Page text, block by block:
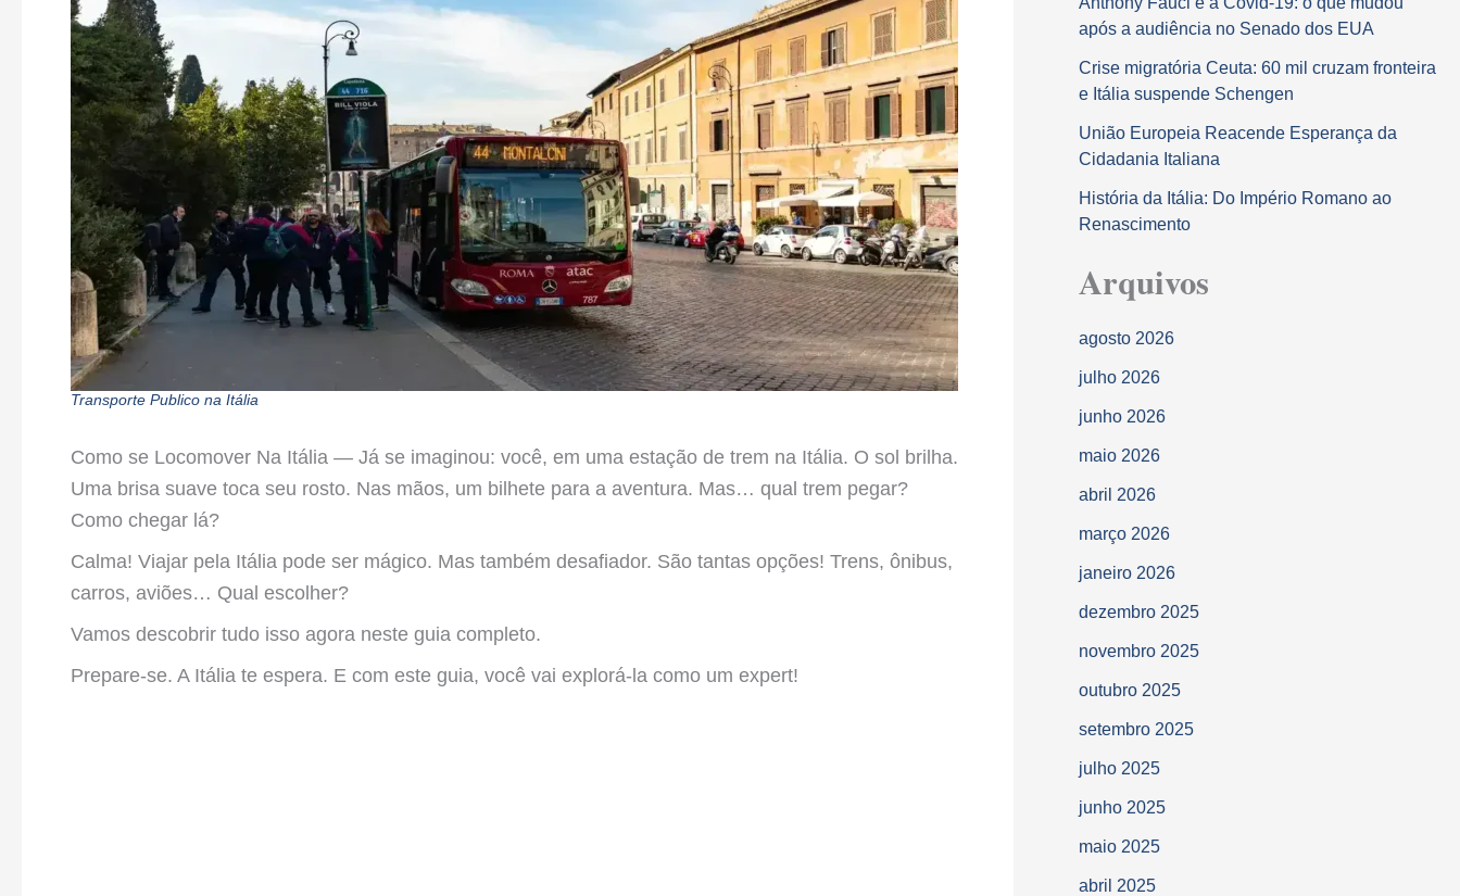
Transporte Publico na Itália
Como se Locomover Na Itália — Já se imaginou: você, em uma estação de trem na Itália. O sol brilha.
Uma brisa suave toca seu rosto. Nas mãos, um bilhete para a aventura. Mas… qual trem pegar?
Como chegar lá?
Calma! Viajar pela Itália pode ser mágico. Mas também desafiador. São tantas opções! Trens, ônibus,
carros, aviões… Qual escolher?
Vamos descobrir tudo isso agora neste guia completo.
Prepare-se. A Itália te espera. E com este guia, você vai explorá-la como um expert!
após a audiência no Senado dos EUA
Crise migratória Ceuta: 60 mil cruzam fronteira
e Itália suspende Schengen
União Europeia Reacende Esperança da
Cidadania Italiana
História da Itália: Do Império Romano ao
Renascimento
Arquivos
agosto 2026
julho 2026
junho 2026
maio 2026
abril 2026
março 2026
janeiro 2026
dezembro 2025
novembro 2025
outubro 2025
setembro 2025
julho 2025
junho 2025
maio 2025
abril 2025